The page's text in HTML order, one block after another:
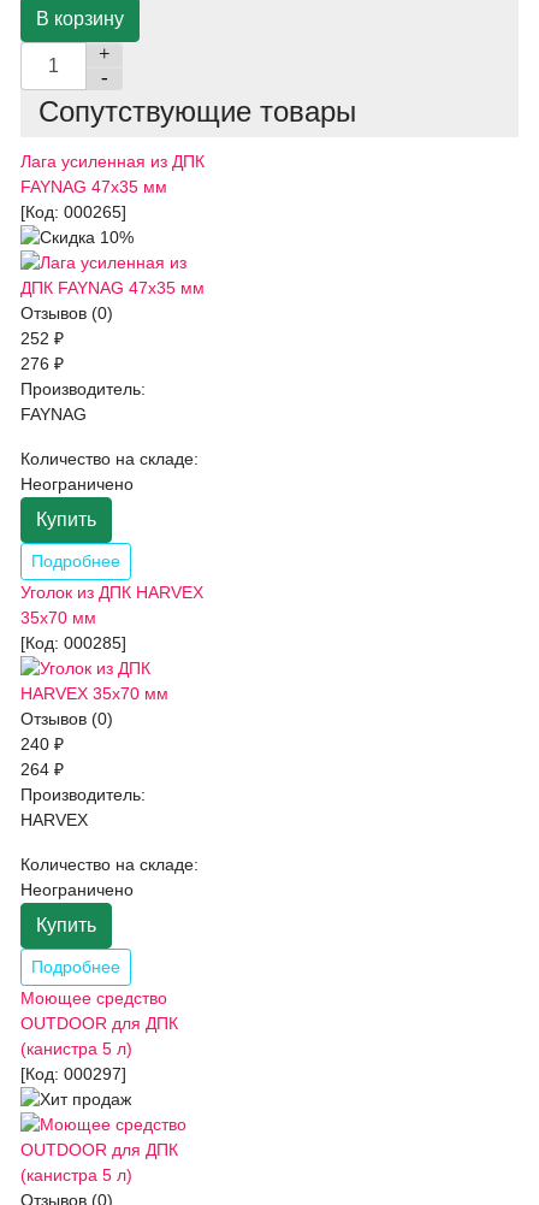
+
-
Сопутствующие товары
Лага усиленная из ДПК
FAYNAG 47x35 мм
[Код: 000265]
Отзывов (0)
252 ₽
276 ₽
Производитель:
FAYNAG
Количество на складе:
Неограничено
Купить
Подробнее
Уголок из ДПК HARVEX
35x70 мм
[Код: 000285]
Отзывов (0)
240 ₽
264 ₽
Производитель:
HARVEX
Количество на складе:
Неограничено
Купить
Подробнее
Моющее средство
OUTDOOR для ДПК
(канистра 5 л)
[Код: 000297]
Отзывов (0)